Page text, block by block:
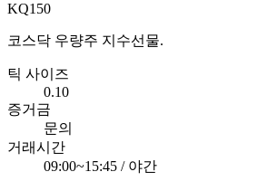
KQ150
코스닥 우량주 지수선물.
틱 사이즈
0.10
증거금
문의
거래시간
09:00~15:45 / 야간